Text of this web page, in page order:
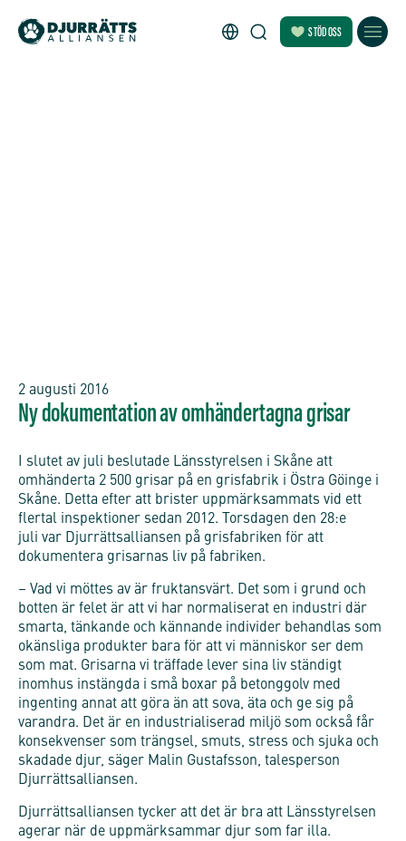
STÖD OSS
2 augusti 2016
Ny dokumentation av omhändertagna grisar
I slutet av juli beslutade Länsstyrelsen i Skåne att
omhänderta 2 500 grisar på en grisfabrik i Östra Göinge i
Skåne. Detta efter att brister uppmärksammats vid ett
flertal inspektioner sedan 2012. Torsdagen den 28:e
juli var Djurrättsalliansen på grisfabriken för att
dokumentera grisarnas liv på fabriken.
– Vad vi möttes av är fruktansvärt. Det som i grund och
botten är felet är att vi har normaliserat en industri där
smarta, tänkande och kännande individer behandlas som
okänsliga produkter bara för att vi människor ser dem
som mat. Grisarna vi träffade lever sina liv ständigt
inomhus instängda i små boxar på betonggolv med
ingenting annat att göra än att sova, äta och ge sig på
varandra. Det är en industrialiserad miljö som också får
konsekvenser som trängsel, smuts, stress och sjuka och
skadade djur, säger Malin Gustafsson, talesperson
Djurrättsalliansen.
Djurrättsalliansen tycker att det är bra att Länsstyrelsen
agerar när de uppmärksammar djur som far illa.